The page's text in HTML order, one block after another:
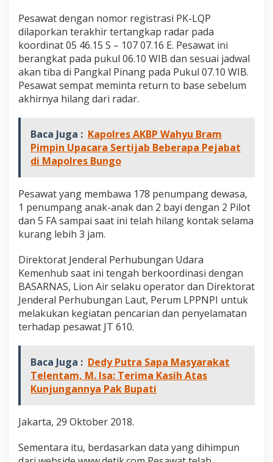
u
d
a
h
D
i
e
m
a
n
Pesawat dengan nomor registrasi PK-LQP
dilaporkan terakhir tertangkap radar pada
koordinat 05 46.15 S – 107 07.16 E. Pesawat ini
berangkat pada pukul 06.10 WIB dan sesuai jadwal
akan tiba di Pangkal Pinang pada Pukul 07.10 WIB.
Pesawat sempat meminta return to base sebelum
akhirnya hilang dari radar.
Baca Juga : Kapolres AKBP Wahyu Bram
Pimpin Upacara Sertijab Beberapa Pejabat
di Mapolres Bungo
Pesawat yang membawa 178 penumpang dewasa,
1 penumpang anak-anak dan 2 bayi dengan 2 Pilot
dan 5 FA sampai saat ini telah hilang kontak selama
kurang lebih 3 jam.
Direktorat Jenderal Perhubungan Udara
Kemenhub saat ini tengah berkoordinasi dengan
BASARNAS, Lion Air selaku operator dan Direktorat
Jenderal Perhubungan Laut, Perum LPPNPI untuk
melakukan kegiatan pencarian dan penyelamatan
terhadap pesawat JT 610.
Baca Juga : Dedy Putra Sapa Masyarakat
Telentam, M. Isa: Terima Kasih Atas
Kunjungannya Pak Bupati
Jakarta, 29 Oktober 2018.
Sementara itu, berdasarkan data yang dihimpun